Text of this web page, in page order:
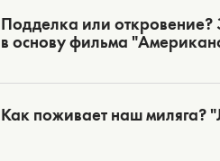
Подделка или откровение?
в основу фильма
Как поживает наш миляга?